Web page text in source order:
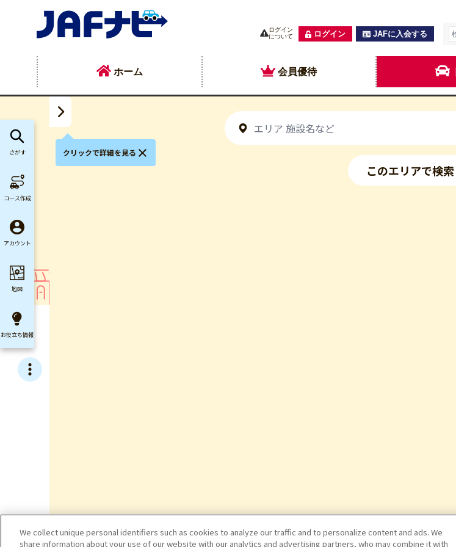
ログイン
について
ログイン JAFに入会する
ホーム 会員優待
このエリアで検索
クリックで詳細を見る
さがす
コース作成
アカウント
地図
お役立ち情報
We collect unique personal identifiers such as cookies to analyze our traffic and to personalize content and ads. We
share information about your use of our website with our analytics and advertising partners, who may combine it with